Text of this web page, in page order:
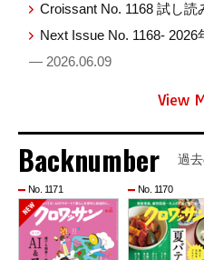
Croissant No. 1168 試し読
Next Issue No. 1168- 2026
— 2026.06.09
View
Backnumber 過
No. 1171 No. 1170